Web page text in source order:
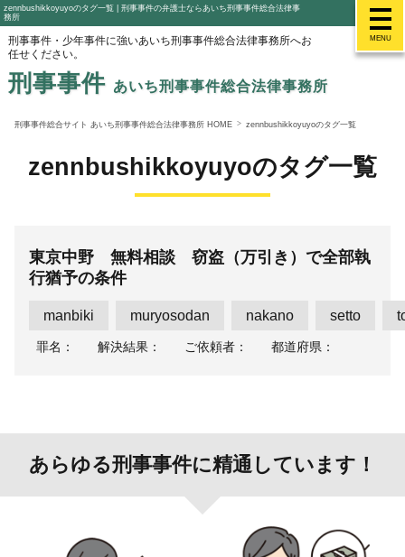
MENU
zennbushikkoyuyoのタグ一覧 | 刑事事件の弁護士ならあいち刑事事件総合法律事
務所
刑事事件・少年事件に強いあいち刑事事件総合法律事務所へお
任せください。
刑事事件 あいち刑事事件総合法律事務所
刑事事件総合サイト あいち刑事事件総合法律事務所 HOME zennbushikkoyuyoのタグ一覧
zennbushikkoyuyoのタグ一覧
東京中野 無料相談 窃盗（万引き）で全部執
行猶予の条件
manbiki muryosodan nakano setto
罪名： 解決結果： ご依頼者： 都道府県：
あらゆる刑事事件に精通しています！